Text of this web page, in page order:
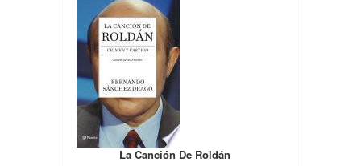
La Canción De Roldán